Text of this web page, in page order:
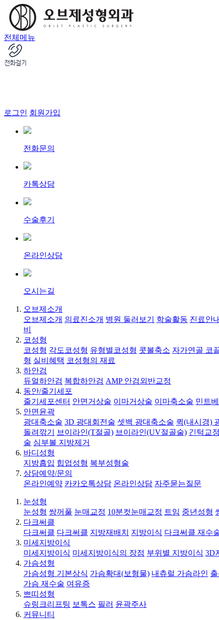
전체메뉴
로그인 회원가입
전화문의
카톡상담
수술후기
온라인상담
오시는길
오브제소개
오브제소개 의료진소개 병원 둘러보기 학술활동 진료안
비
코성형
코성형 각도코성형 유형별코성형 콧볼축소 자가연골 코
형 실비혜택 코성형의 재료
하안검
듀얼하안검 복합하안검 AMP 안검외반교정
동안/줄기세포
줄기세포센터 안면거상술 이마거상술 이마축소술 민트
안면윤곽
광대축소술 3D 광대회전술 셋백 광대축소술 퀵(내시경)
돌려깎기
브이라인(T절골) 브이라인(UV절골술) 긴턱교
술 심부볼 지방제거
바디성형
지방흡입 힙업성형 복부성형술
상담예약/문의
온라인예약 카카오톡상담 온라인상담 자주묻는질문
눈성형
눈성형 쌍꺼풀 눈매교정 10분컷눈매교정 트임 중년성형
다크써클
다크써클 다크써클 지방재배치 지방이식 다크써클 재수
미세지방이식
미세지방이식 미세지방이식의 장점 부위별 지방이식 3D
가슴성형
가슴성형 기본상식 가슴확대(보형물) 내츄럴 가슴라인
가슴 재수술 여유증
쁘띠성형
슈링크리프팅 보톡스 필러 윤곽주사
커뮤니티